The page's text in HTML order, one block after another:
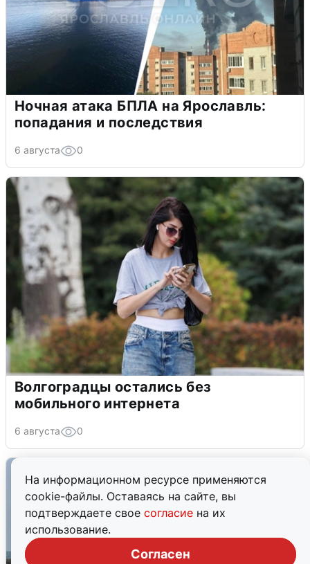
На информационном ресурсе применяются
cookie-файлы. Оставаясь на сайте, вы
подтверждаете свое согласие на их
использование.
Согласен
Ночная атака БПЛА на Ярославль:
попадания и последствия
6 августа 0
Волгоградцы остались без
мобильного интернета
6 августа 0